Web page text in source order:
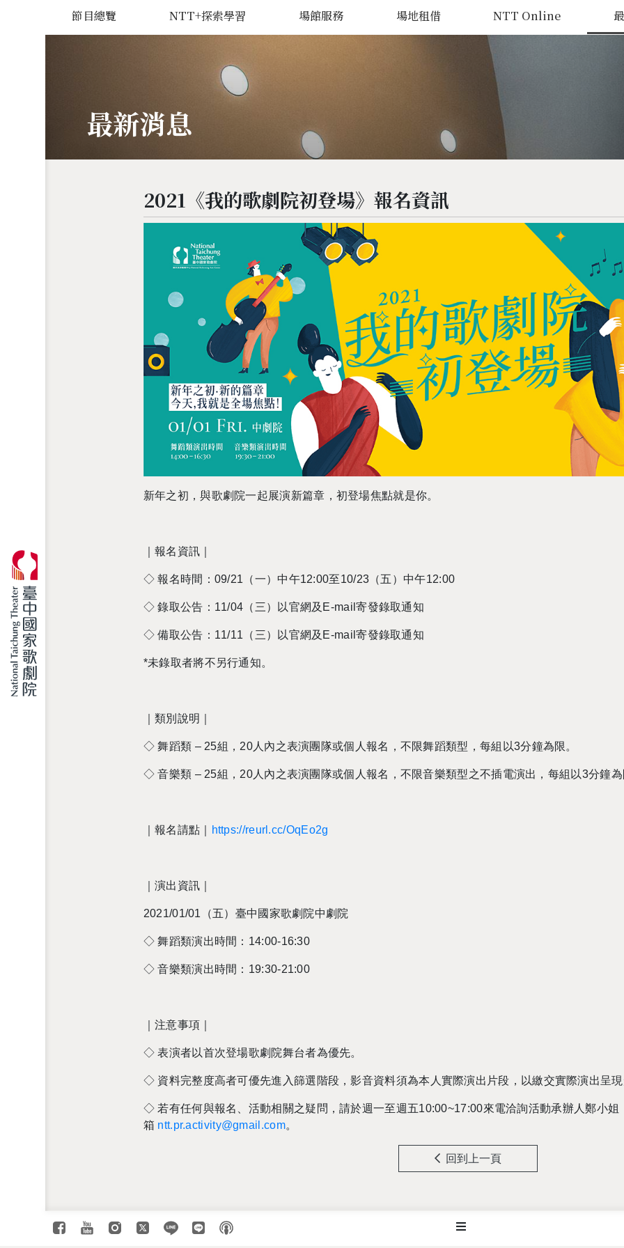
節目總覽 NTT+探索學習 場館服務 場地租借 NTT Online
最新消息
2021《我的歌劇院初登場》報名資訊
新年之初，與歌劇院一起展演新篇章，初登場焦點就是你。
｜報名資訊｜
◇ 報名時間： 09/21 （一）中午12:00至10/23 （五）中午12:00
◇ 錄取公告： 11/04 （三）以官網及 E-mail寄發錄取通知
◇ 備取公告： 11/11 （三）以官網及 E-mail寄發錄取通知
*未錄取者將不另行通知。
｜類別說明｜
◇ 舞蹈類 –25組， 20人內之表演團隊或個人報名，不限舞蹈類型，每組以3分鐘為限。
◇ 音樂類 –25組， 20人內之表演團隊或個人報名，不限音樂類型之不插電演出，每組以3分鐘
｜報名請點｜ https://reurl.cc/OqEo2g
｜演出資訊｜
2021/01/01 （五）臺中國家歌劇院中劇院
◇ 舞蹈類演出時間： 14:00-16:30
◇ 音樂類演出時間： 19:30-21:00
｜注意事項｜
◇ 表演者以首次登場歌劇院舞台者為優先。
◇ 資料完整度高者可優先進入篩選階段，影音資料須為本人實際演出片段，以繳交實際演出呈
◇ 若有任何與報名、活動相關之疑問，請於週一至週五10:00~17:00來電洽詢活動承辦人鄭小姐
箱 ntt.pr.activity@gmail.com。
回到上一頁